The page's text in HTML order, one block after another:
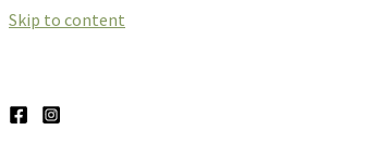
Skip to content